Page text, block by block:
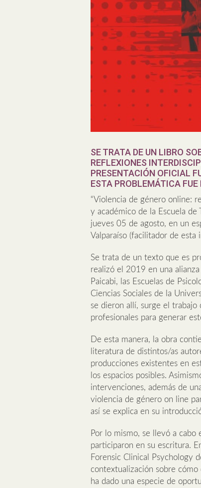
SE TRATA DE UN LIBRO
REFLEXIONES
PRESENTACIÓN OFICIAL
ESTA PROBLEMÁTICA FUE
“Violencia de género online:
y académico de la Escuela de
jueves 05 de agosto, en un
Valparaíso (facilitador de
Se trata de un texto que es
realizó el 2019 en una
Paicabi, las Escuelas de
Ciencias Sociales de la
se dieron allí, surge el
profesionales para generar
De esta manera, la obra
literatura de distintos/as
producciones existentes en
los espacios posibles.
intervenciones, además de
violencia de género on line
así se explica en su
Por lo mismo, se llevó a
participaron en su escritura.
Forensic Clinical Psychology
contextualización sobre
ha dado una especie de